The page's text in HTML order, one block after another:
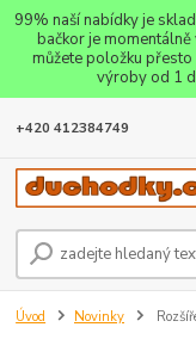
99% naší nabídky je
bačkor je
můžete položku
výroby od 1
+420 412384749
Úvod Novinky